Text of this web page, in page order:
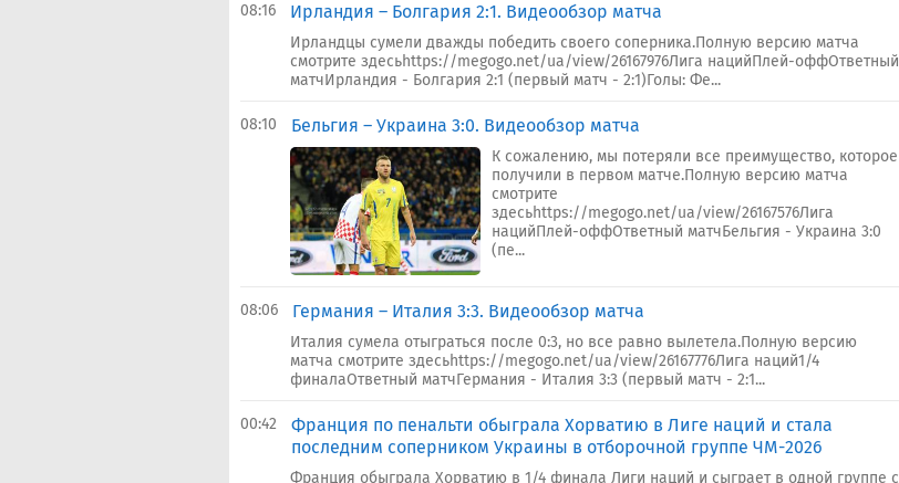
08:16 Ирландия – Болгария 2:1. Видеообзор матча
Ирландцы сумели дважды победить своего соперника.Полную версию матча
смотрите здесьhttps://megogo.net/ua/view/26167976Лига нацийПлей-оффОтветный
матчИрландия - Болгария 2:1 (первый матч - 2:1)Голы: Фе...
08:10 Бельгия – Украина 3:0. Видеообзор матча
К сожалению, мы потеряли все преимущество, которое
получили в первом матче.Полную версию матча
смотрите
здесьhttps://megogo.net/ua/view/26167576Лига
нацийПлей-оффОтветный матчБельгия - Украина 3:0
(пе...
08:06 Германия – Италия 3:3. Видеообзор матча
Италия сумела отыграться после 0:3, но все равно вылетела.Полную версию
матча смотрите здесьhttps://megogo.net/ua/view/26167776Лига наций1/4
финалаОтветный матчГермания - Италия 3:3 (первый матч - 2:1...
00:42
Франция по пенальти обыграла Хорватию в Лиге наций и стала
последним соперником Украины в отборочной группе ЧМ-2026
Франция обыграла Хорватию в 1/4 финала Лиги наций и сыграет в одной группе с